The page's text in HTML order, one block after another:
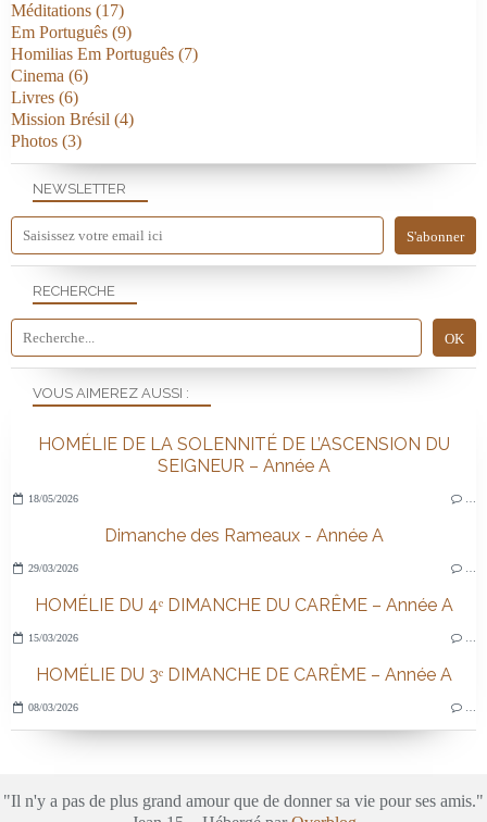
NEWSLETTER
RECHERCHE
VOUS AIMEREZ AUSSI :
HOMÉLIE DE LA SOLENNITÉ DE L’ASCENSION DU
SEIGNEUR – Année A
18/05/2026
Dimanche des Rameaux - Année A
29/03/2026
HOMÉLIE DU 4ᵉ DIMANCHE DU CARÊME – Année A
15/03/2026
HOMÉLIE DU 3ᵉ DIMANCHE DE CARÊME – Année A
08/03/2026
Méditations (17)
Em Português (9)
Homilias Em Português (7)
Cinema (6)
Livres (6)
Mission Brésil (4)
Photos (3)
"Il n'y a pas de plus grand amour que de donner sa vie pour ses amis."